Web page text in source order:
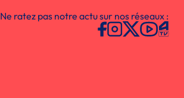
Ne ratez pas notre actu sur nos réseaux :